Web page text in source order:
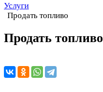
Услуги
Продать топливо
Продать топливо